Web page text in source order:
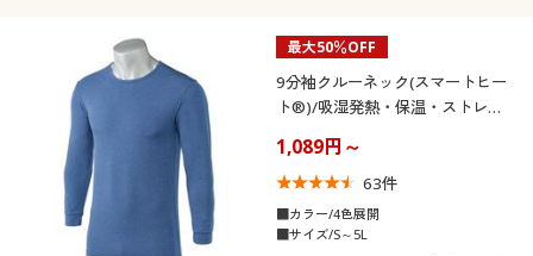
最大50％OFF
9分袖クルーネック(スマートヒー
ト®)/吸湿発熱・保温・ストレッ
1,089円～
63件
■カラー/4色展開
■サイズ/S～5L